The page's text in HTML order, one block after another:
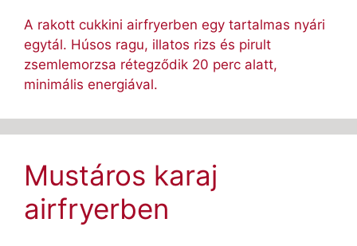
A rakott cukkini airfryerben egy tartalmas nyári
egytál. Húsos ragu, illatos rizs és pirult
zsemlemorzsa rétegződik 20 perc alatt,
minimális energiával.
Mustáros karaj
airfryerben